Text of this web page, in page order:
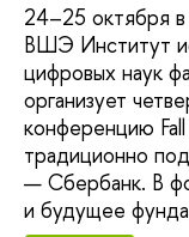
24–25 октября
ВШЭ Институт
цифровых наук
организует
конференцию
традиционно
— Сбербанк. В
и будущее